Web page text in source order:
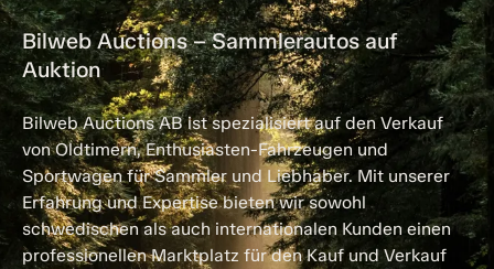
Bilweb Auctions – Sammlerautos auf
Auktion
Bilweb Auctions AB ist spezialisiert auf den Verkauf
von Oldtimern, Enthusiasten-Fahrzeugen und
Sportwagen für Sammler und Liebhaber. Mit unserer
Erfahrung und Expertise bieten wir sowohl
schwedischen als auch internationalen Kunden einen
professionellen Marktplatz für den Kauf und Verkauf